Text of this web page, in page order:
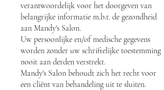
verantwoordelijk voor het doorgeven van
belangrijke informatie m.b.t. de gezondheid
aan Mandy's Salon.
Uw persoonlijke en/of medische gegevens
worden zonder uw schriftelijke toestemming
nooit aan derden verstrekt.
Mandy's Salon behoudt zich het recht voor
een cliënt van behandeling uit te sluiten.